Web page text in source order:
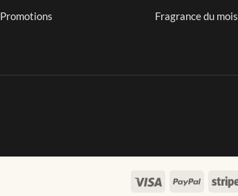
Promotions Fragrance du mois
Visa PayPal